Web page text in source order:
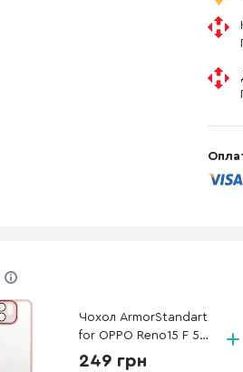
Чохол ArmorStandart
for OPPO Reno15 F 5G
/ Reno15 FS 5G -
249 грн